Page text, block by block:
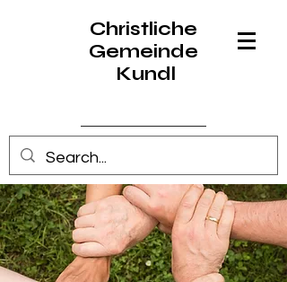
Christliche
Gemeinde
Kundl
Anmelden